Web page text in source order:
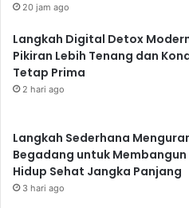
20 jam ago
Langkah Digital Detox
Pikiran Lebih Tenang dan
Tetap Prima
2 hari ago
Langkah Sederhana
Begadang untuk Membangun
Hidup Sehat Jangka Panjang
3 hari ago